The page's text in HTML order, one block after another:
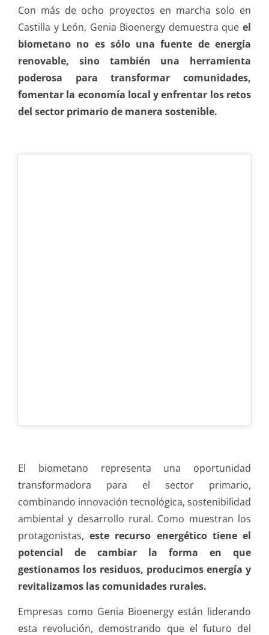
Con más de ocho proyectos en marcha solo en
Castilla y León, Genia Bioenergy demuestra que el
biometano no es sólo una fuente de energía
renovable, sino también una herramienta
poderosa para transformar comunidades,
fomentar la economía local y enfrentar los retos
del sector primario de manera sostenible.
El biometano representa una oportunidad
transformadora para el sector primario,
combinando innovación tecnológica, sostenibilidad
ambiental y desarrollo rural. Como muestran los
protagonistas,este recurso energético tiene el
potencial de cambiar la forma en que
gestionamos los residuos, producimos energía y
revitalizamos las comunidades rurales.
Empresas como Genia Bioenergy están liderando
esta revolución, demostrando que el futuro del